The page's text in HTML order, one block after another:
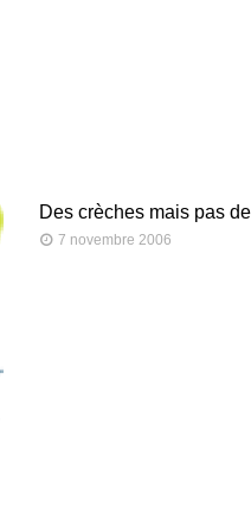
Des crèches mais pas
7 novembre 2006